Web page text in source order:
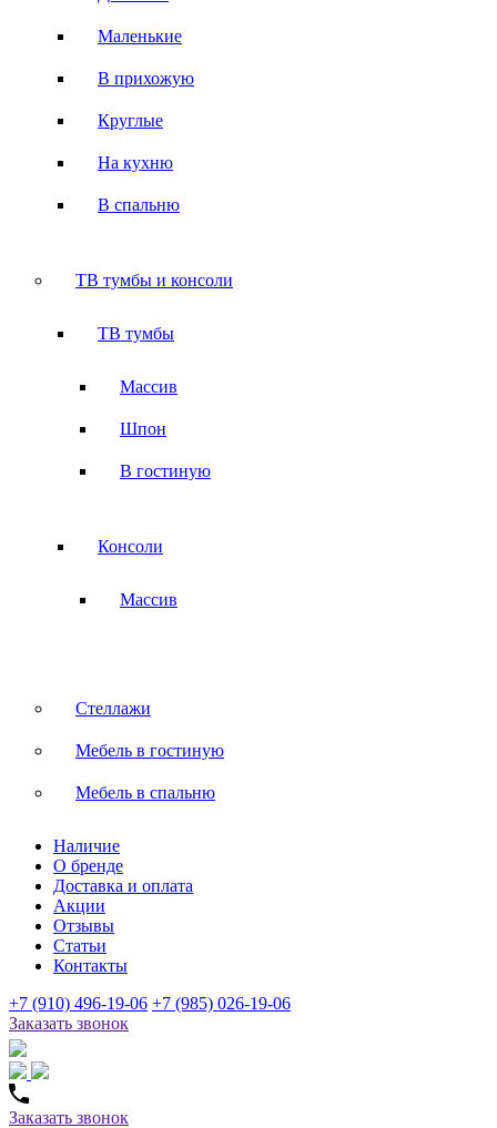
Маленькие
В прихожую
Круглые
На кухню
В спальню
ТВ тумбы и консоли
ТВ тумбы
Массив
Шпон
В гостиную
Консоли
Массив
Стеллажи
Мебель в гостиную
Мебель в спальню
Наличие
О бренде
Доставка и оплата
Акции
Отзывы
Статьи
Контакты
+7 (910) 496-19-06 +7 (985) 026-19-06
Заказать звонок
Заказать звонок